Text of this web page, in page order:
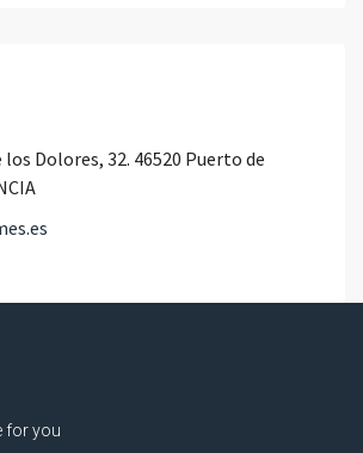
los Dolores, 32. 46520 Puerto de
for you